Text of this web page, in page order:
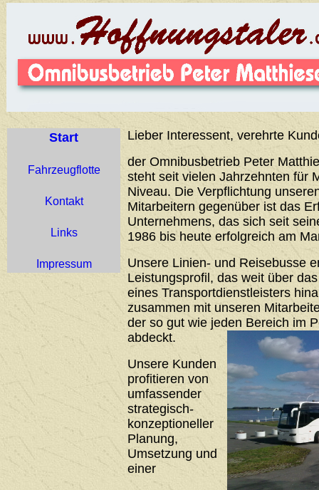
Start
Fahrzeugflotte
Kontakt
Links
Impressum
Lieber Interessent, verehrte
der Omnibusbetrieb Peter
steht seit vielen Jahrzehnten für
Niveau. Die Verpflichtung
Mitarbeitern gegenüber ist das
Unternehmens, das sich seit
1986 bis heute erfolgreich am
Unsere Linien- und Reisebusse
Leistungsprofil, das weit über
eines Transportdienstleisters
zusammen mit unseren
der so gut wie jeden Bereich im
abdeckt.
Unsere Kunden
profitieren von
umfassender
strategisch-
konzeptioneller
Planung,
Umsetzung und
einer